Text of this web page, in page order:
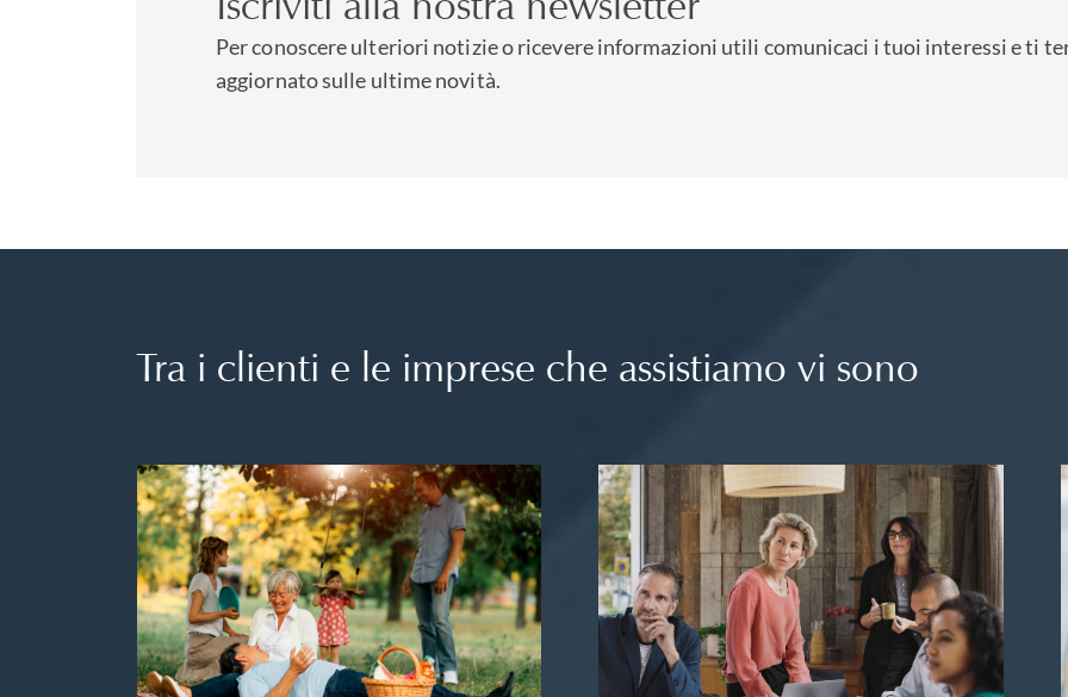
Per conoscere ulteriori notizie o ricevere informazioni utili comunicaci i tuoi interessi e ti
aggiornato sulle ultime novità.
Tra i clienti e le imprese che assistiamo vi sono